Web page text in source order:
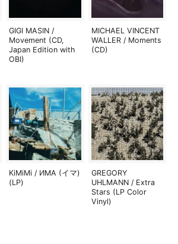
GIGI MASIN /
Movement (CD,
Japan Edition with
OBI)
MICHAEL VINCENT
WALLER / Moments
(CD)
KiMiMi / ИМА (イマ)
(LP)
GREGORY
UHLMANN / Extra
Stars (LP Color
Vinyl)